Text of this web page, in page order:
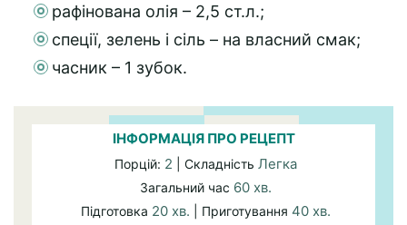
рафінована олія – 2,5 ст.л.;
спеції, зелень і сіль – на власний смак;
часник – 1 зубок.
ІНФОРМАЦІЯ ПРО РЕЦЕПТ
Порцій: 2 | Складність Легка
Загальний час 60 хв.
Підготовка 20 хв. | Приготування 40 хв.